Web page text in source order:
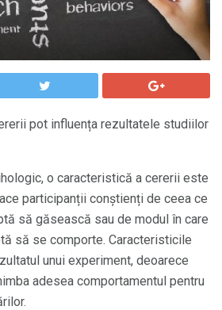
pot influența rezultatele studiilor
o caracteristică a cererii este
participanții conștienți de ceea ce
să găsească sau de modul în care
să se comporte. Caracteristicile
unui experiment, deoarece
adesea comportamentul pentru